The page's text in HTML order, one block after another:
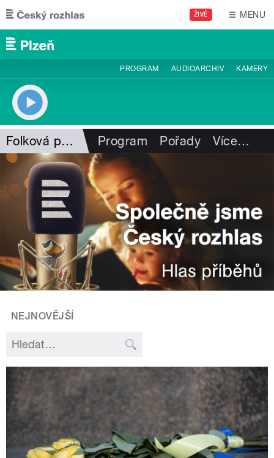
Přejít k hlavnímu obsahu
ŽIVĚ MENU
PROGRAM AUDIOARCHIV KAMERY
Folková pohlazení Program Pořady Více…
NEJNOVĚJŠÍ